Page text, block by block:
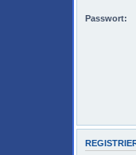
Passwort: